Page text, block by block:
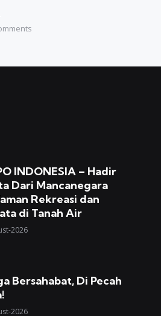
INDONESIA – Hadir
Dari Mancanegara
Rekreasi dan
di Tanah Air
2026
Bersahabat, Di Pecah
2026